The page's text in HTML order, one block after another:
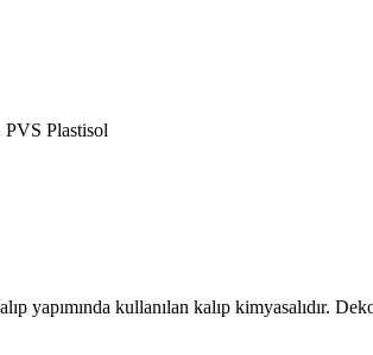
PVS Plastisol
yapımında kullanılan kalıp kimyasalıdır.